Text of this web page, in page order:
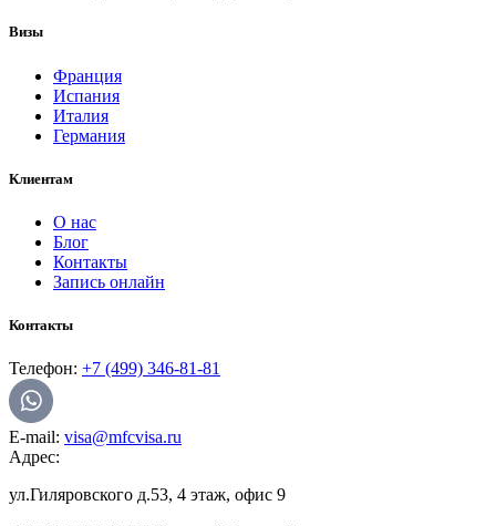
Визы
Франция
Испания
Италия
Германия
Клиентам
О нас
Блог
Контакты
Запись онлайн
Контакты
Телефон: +7 (499) 346-81-81
E-mail: visa@mfcvisa.ru
Адрес:
ул.Гиляровского д.53, 4 этаж, офис 9